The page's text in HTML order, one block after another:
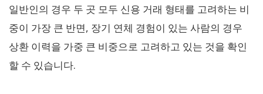
일반인의 경우 두 곳 모두 신용 거래 형태를 고려하는 비
중이 가장 큰 반면, 장기 연체 경험이 있는 사람의 경우
상환 이력을 가중 큰 비중으로 고려하고 있는 것을 확인
할 수 있습니다.